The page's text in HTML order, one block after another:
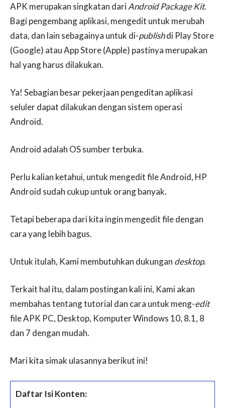
APK merupakan singkatan dariAndroid Package Kit.
Bagi pengembang aplikasi, mengedit untuk merubah
data, dan lain sebagainya untuk di-publishdi Play Store
(Google) atau App Store (Apple) pastinya merupakan
hal yang harus dilakukan.
Ya! Sebagian besar pekerjaan pengeditan aplikasi
seluler dapat dilakukan dengan sistem operasi
Android.
Android adalah OS sumber terbuka.
Perlu kalian ketahui, untuk mengedit file Android, HP
Android sudah cukup untuk orang banyak.
Tetapi beberapa dari kita ingin mengedit file dengan
cara yang lebih bagus.
Untuk itulah, Kami membutuhkan dukungan desktop.
Terkait hal itu, dalam postingan kali ini, Kami akan
membahas tentang tutorial dan cara untuk meng-edit
file APK PC, Desktop, Komputer Windows 10, 8.1, 8
dan 7 dengan mudah.
Mari kita simak ulasannya berikut ini!
Daftar Isi Konten: